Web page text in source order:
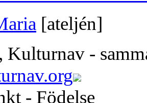
[ateljén]
Kulturnav -
- Födelse